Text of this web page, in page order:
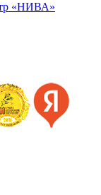
«НИВА»